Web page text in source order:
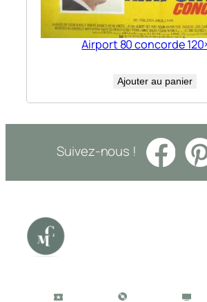
Airport 80 concorde
Ajouter au panier
Suivez-nous !